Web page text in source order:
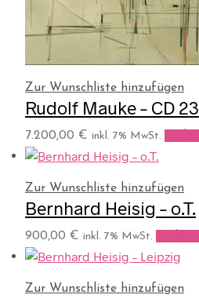
Zur Wunschliste hinzufügen
Rudolf Mauke – CD 23
7.200,00 € inkl. 7% MwSt.
Zur Wunschliste hinzufügen
Bernhard Heisig – o.T.
900,00 € inkl. 7% MwSt.
Zur Wunschliste hinzufügen